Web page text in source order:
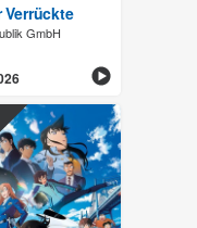
Verrückte
GmbH